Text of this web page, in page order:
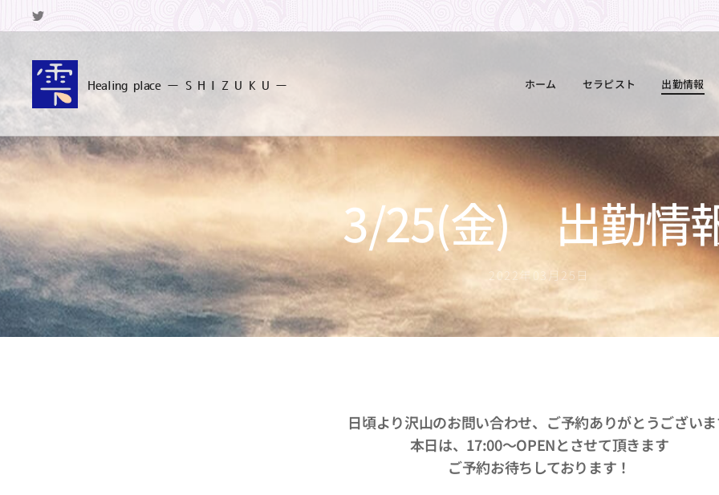
Healing place ー S H I Z U K U ー ホーム セラピスト 出勤情報
3/25(金) 出勤情
2022年03月25日
日頃より沢山のお問い合わせ、ご予約ありがとうござい
本日は、17:00〜OPENとさせて頂きます
ご予約お待ちしております！